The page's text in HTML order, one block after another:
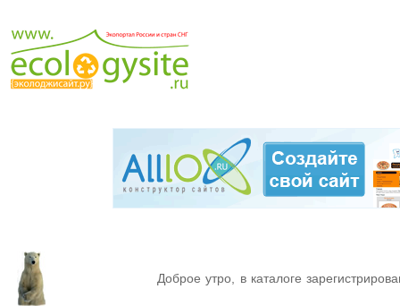
Доброе утро, в каталоге